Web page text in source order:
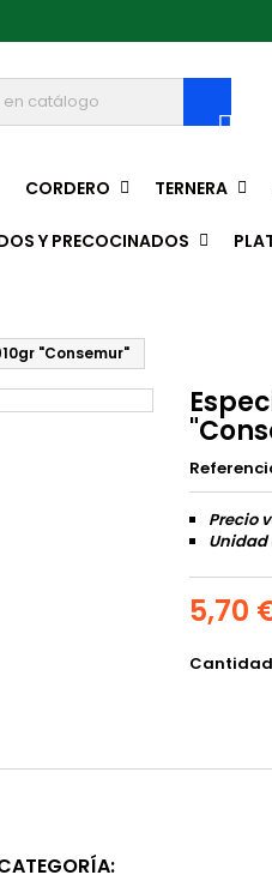

CORDERO TERNERA
Y PRECOCINADOS
"Consemur"
Precio
Unidad
5,70
Cantidad